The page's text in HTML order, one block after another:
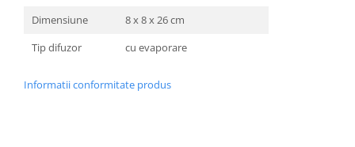
Dimensiune
8 x 8 x 26 cm
Tip difuzor
cu evaporare
Informatii conformitate produs